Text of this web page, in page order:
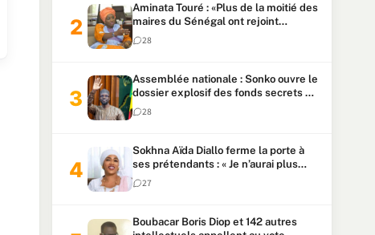
Aminata Touré : «Plus de la moitié des
maires du Sénégal ont rejoint
Kiiraay»
28
Assemblée nationale : Sonko ouvre le
dossier explosif des fonds secrets et
du patrimoine présidentiel
28
Sokhna Aïda Diallo ferme la porte à
ses prétendants : « Je n’aurai plus
jamais un autre mari »
27
Boubacar Boris Diop et 142 autres